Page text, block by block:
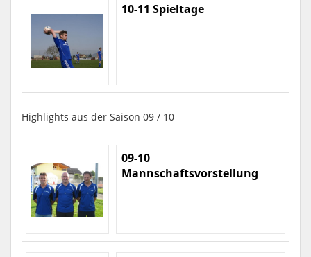
10-11 Spieltage
Highlights aus der Saison 09 / 10
09-10
Mannschaftsvorstellung